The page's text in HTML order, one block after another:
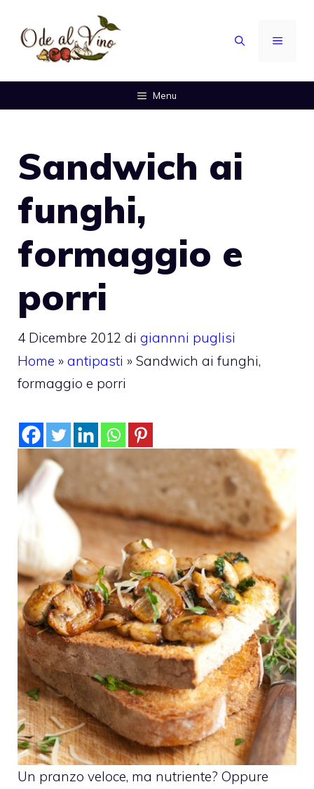
contenuto
MENU
Menu
Sandwich ai
funghi,
formaggio e
porri
4 Dicembre 2012 di giannni puglisi
Home » antipasti » Sandwich ai funghi,
formaggio e porri
Un pranzo veloce, ma nutriente? Oppure